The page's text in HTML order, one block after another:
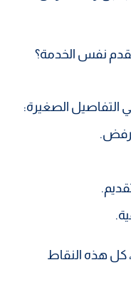
نفس الخدمة؟
التفاصيل الصغيرة:
، كل هذه النقاط